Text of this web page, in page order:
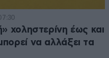
χοληστερίνη έως και
να αλλάξει τα